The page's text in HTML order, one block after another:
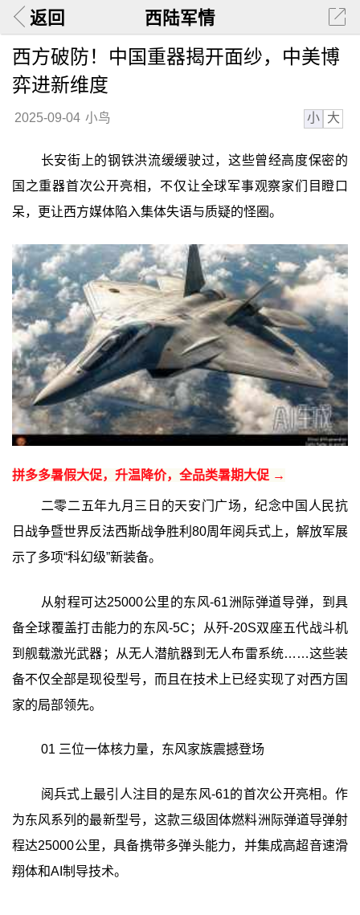
返回 西陆军情
西方破防！中国重器揭开面纱，中美博
弈进新维度
2025-09-04 小鸟 小 大
长安街上的钢铁洪流缓缓驶过，这些曾经高度保密的
国之重器首次公开亮相，不仅让全球军事观察家们目瞪口
呆，更让西方媒体陷入集体失语与质疑的怪圈。
拼多多暑假大促，升温降价，全品类暑期大促 →
二零二五年九月三日的天安门广场，纪念中国人民抗
日战争暨世界反法西斯战争胜利80周年阅兵式上，解放军展
示了多项“科幻级”新装备。
从射程可达25000公里的东风-61洲际弹道导弹，到具
备全球覆盖打击能力的东风-5C；从歼-20S双座五代战斗机
到舰载激光武器；从无人潜航器到无人布雷系统……这些装
备不仅全部是现役型号，而且在技术上已经实现了对西方国
家的局部领先。
01 三位一体核力量，东风家族震撼登场
阅兵式上最引人注目的是东风-61的首次公开亮相。作
为东风系列的最新型号，这款三级固体燃料洲际弹道导弹射
程达25000公里，具备携带多弹头能力，并集成高超音速滑
翔体和AI制导技术。